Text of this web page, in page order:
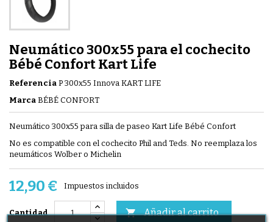
Neumático 300x55 para el cochecito
Bébé Confort Kart Life
Referencia P 300x55 Innova KART LIFE
Marca BÉBÉ CONFORT
Neumático 300x55 para silla de paseo Kart Life Bébé Confort
No es compatible con el cochecito Phil and Teds. No reemplaza los
neumáticos Wolber o Michelin
12,90 € Impuestos incluidos
Cantidad  Añadir al carrito